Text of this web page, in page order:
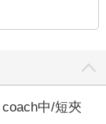
coach中/短夾